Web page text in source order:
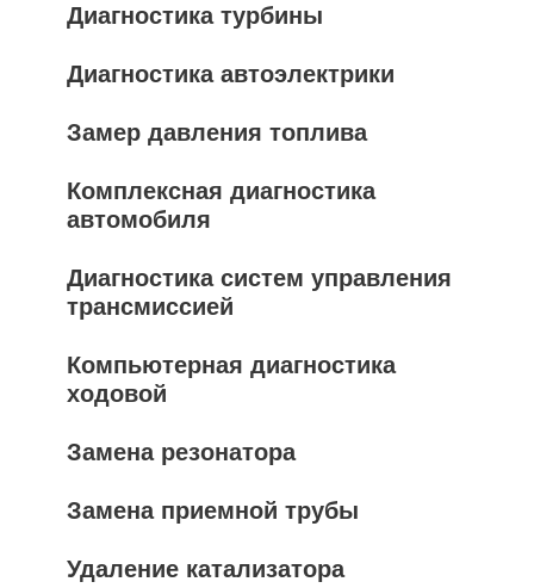
Диагностика турбины
Диагностика автоэлектрики
Замер давления топлива
Комплексная диагностика
автомобиля
Диагностика систем управления
трансмиссией
Компьютерная диагностика
ходовой
Замена резонатора
Замена приемной трубы
Удаление катализатора